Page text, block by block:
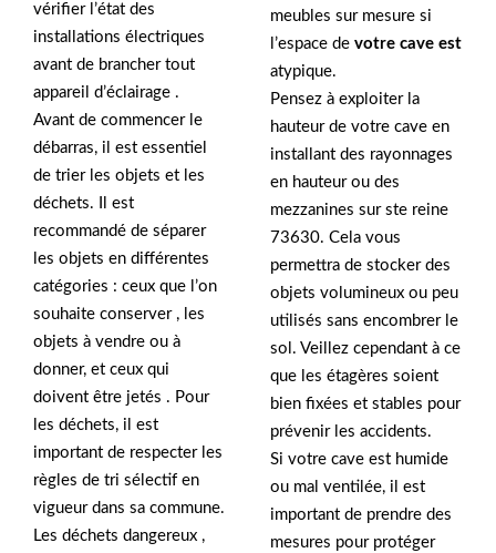
vérifier l’état des
installations électriques
avant de brancher tout
appareil d’éclairage .
Avant de commencer le
débarras, il est essentiel
de trier les objets et les
déchets. Il est
recommandé de séparer
les objets en différentes
catégories : ceux que l’on
souhaite conserver , les
objets à vendre ou à
donner, et ceux qui
doivent être jetés . Pour
les déchets, il est
important de respecter les
règles de tri sélectif en
vigueur dans sa commune.
Les déchets dangereux ,
meubles sur mesure si
l’espace de votre cave est
atypique.
Pensez à exploiter la
hauteur de votre cave en
installant des rayonnages
en hauteur ou des
mezzanines sur ste reine
73630. Cela vous
permettra de stocker des
objets volumineux ou peu
utilisés sans encombrer le
sol. Veillez cependant à ce
que les étagères soient
bien fixées et stables pour
prévenir les accidents.
Si votre cave est humide
ou mal ventilée, il est
important de prendre des
mesures pour protéger